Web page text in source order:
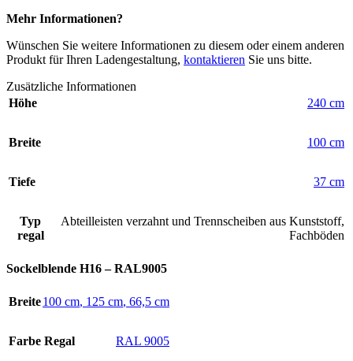
Mehr Informationen?
Wünschen Sie weitere Informationen zu diesem oder einem anderen
Produkt für Ihren Ladengestaltung, kontaktieren Sie uns bitte.
Zusätzliche Informationen
Höhe
240 cm
Breite 100 cm
Tiefe 37 cm
Typ
regal
Abteilleisten verzahnt und Trennscheiben aus Kunststoff,
Fachböden
Sockelblende H16 – RAL9005
Breite100 cm, 125 cm, 66,5 cm
Farbe Regal RAL 9005